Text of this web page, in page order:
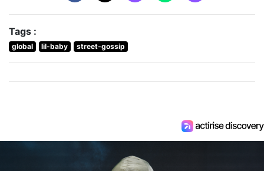
Tags :
global lil-baby street-gossip